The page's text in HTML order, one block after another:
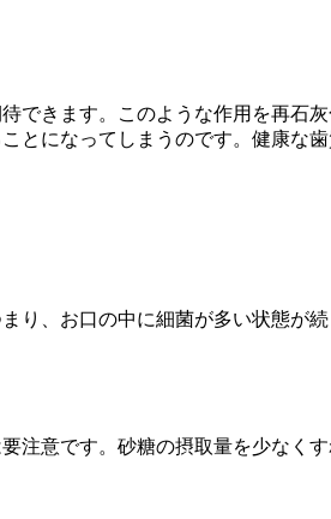
できます。このような作用を再石灰
とになってしまうのです。健康な
り、お口の中に細菌が多い状態が
注意です。砂糖の摂取量を少なく